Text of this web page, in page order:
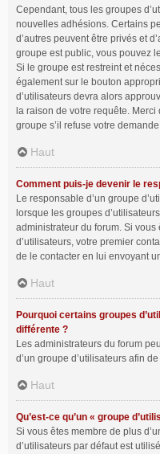
Cependant, tous les groupes
nouvelles adhésions. Certains
d’autres peuvent être privés et
groupe est public, vous pouvez
Si le groupe est restreint et
également sur le bouton
d’utilisateurs devra alors
la raison de votre requête.
groupe s’il refuse votre
Haut
Comment puis-je devenir le
Le responsable d’un groupe
lorsque les groupes
administrateur du forum. Si vous
d’utilisateurs, votre premier
de le contacter en lui envoyant
Haut
Pourquoi certains groupes
différente ?
Les administrateurs du forum
d’un groupe d’utilisateurs afin
Haut
Qu’est-ce qu’un « groupe
Si vous êtes membre de plus
d’utilisateurs par défaut est